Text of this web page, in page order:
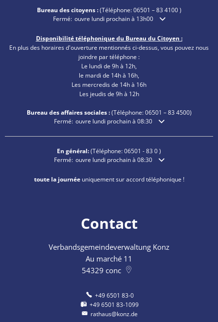
Bureau des citoyens :(Téléphone:06501 – 83 4100)
Cliquez pour masquer les heures d'ouverture ou de
Fermé: ouvre lundi prochain à 13h00
Disponibilité téléphonique du Bureau du Citoyen :
En plus des horaires d'ouverture mentionnés ci-dessus, vous pouvez nous
joindre par téléphone :
Le lundi de 9h à 12h,
le mardi de 14h à 16h,
Les mercredis de 14h à 16h
Les jeudis de 9h à 12h
Bureau des affaires sociales :(Téléphone:06501 – 834500)
Cliquez pour masquer les heures d'ouverture ou de
Fermé: ouvre lundi prochain à 08:30
En général:(Téléphone:06501 - 83 0)
Cliquez pour masquer les heures d'ouverture ou de
Fermé: ouvre lundi prochain à 08:30
toute la journéeuniquement sur accord téléphonique !
Contact
Verbandsgemeindeverwaltung Konz
Au marché 11
54329 conc
+49 6501 83-0
+49 6501 83-1099
rathaus@konz.de